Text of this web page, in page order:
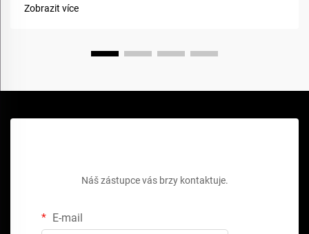
Zobrazit více
Náš zástupce vás brzy kontaktuje.
E-mail